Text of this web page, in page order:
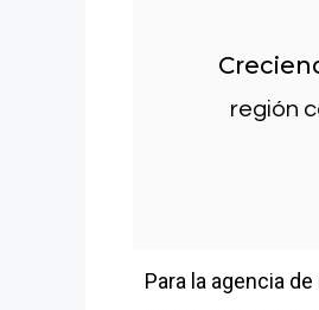
región
Para la agencia